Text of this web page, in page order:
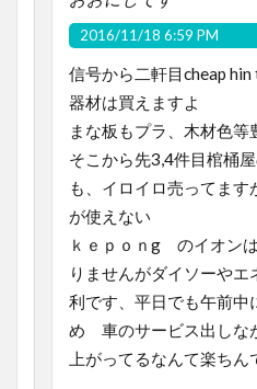
2016/11/18 6:59 PM
信号から二軒目cheap
器材は買えますよ
まな板もプラ、木材色等
そこから先3,4件目棺桶
も、イロイロ売ってます
が使えない
ｋｅｐｏｎg のイオン
りませんがダイソーや
利です、平日でも午前中
め 車のサービス出しな
上がってるなんて楽ちん